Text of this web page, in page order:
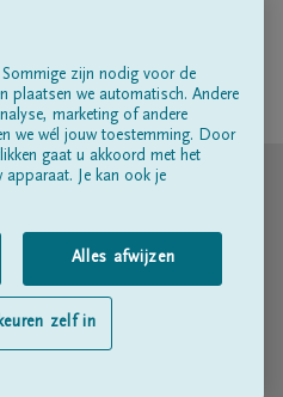
zijn nodig voor de
plaatsen we automatisch. Andere
marketing of andere
we wél jouw toestemming. Door
gaat u akkoord met het
Je kan ook je
Alles afwijzen
zelf in